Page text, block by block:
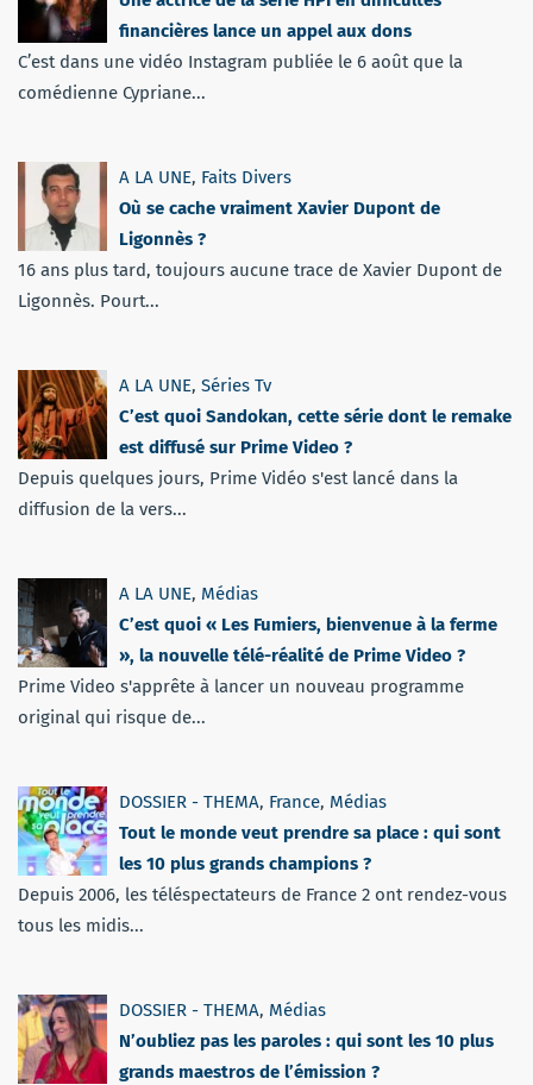
financières lance un appel aux dons
C’est dans une vidéo Instagram publiée le 6 août que la
comédienne Cypriane...
A LA UNE, Faits Divers
Où se cache vraiment Xavier Dupont de
Ligonnès ?
16 ans plus tard, toujours aucune trace de Xavier Dupont de
Ligonnès. Pourt...
A LA UNE, Séries Tv
C’est quoi Sandokan, cette série dont le remake
est diffusé sur Prime Video ?
Depuis quelques jours, Prime Vidéo s'est lancé dans la
diffusion de la vers...
A LA UNE, Médias
C’est quoi « Les Fumiers, bienvenue à la ferme
», la nouvelle télé-réalité de Prime Video ?
Prime Video s'apprête à lancer un nouveau programme
original qui risque de...
DOSSIER - THEMA, France, Médias
Tout le monde veut prendre sa place : qui sont
les 10 plus grands champions ?
Depuis 2006, les téléspectateurs de France 2 ont rendez-vous
tous les midis...
DOSSIER - THEMA, Médias
N’oubliez pas les paroles : qui sont les 10 plus
grands maestros de l’émission ?